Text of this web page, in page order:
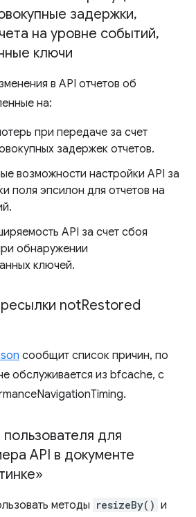
задержки,
на уровне событий,
ключи
в API отчетов об
на:
при передаче за счет
задержек отчетов.
возможности настройки API за
поля эпсилон для отчетов на
API за счет сбоя
обнаружении
ключей.
notRestored
сообщит список причин, по
обслуживается из bfcache, с
для
API в документе
методы resizeBy() и